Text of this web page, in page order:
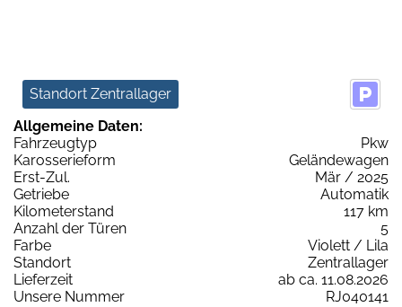
Standort Zentrallager
Allgemeine Daten:
Fahrzeugtyp
Pkw
Karosserieform
Geländewagen
Erst-Zul.
Mär / 2025
Getriebe
Automatik
Kilometerstand
117 km
Anzahl der Türen
5
Farbe
Violett / Lila
Standort
Zentrallager
Lieferzeit
ab ca. 11.08.2026
Unsere Nummer
RJ040141